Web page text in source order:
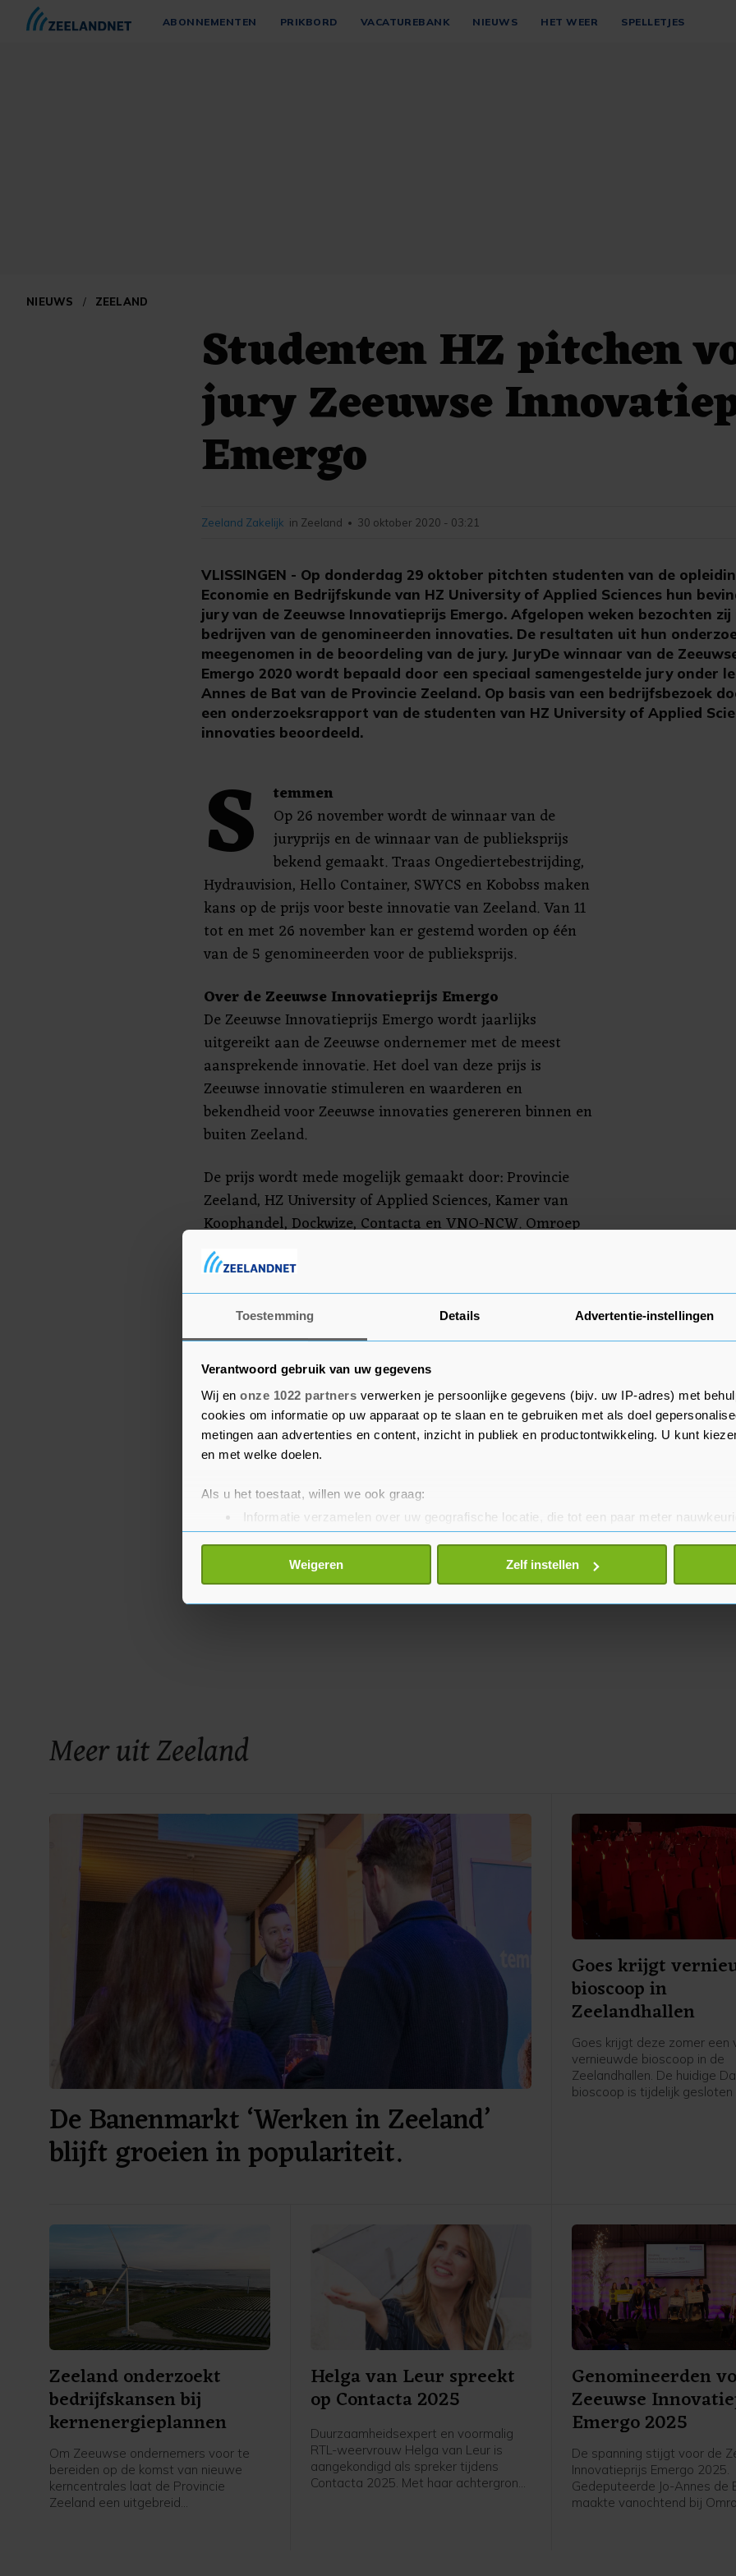
Toestemming Details Advertentie-instellingen
Verantwoord gebruik van uw gegevens
Wij en onze 1022 partners verwerken je persoonlijke gegevens (bijv. uw IP-adres) met
cookies om informatie op uw apparaat op te slaan en te gebruiken met als doel
metingen aan advertenties en content, inzicht in publiek en productontwikkeling. U kunt
en met welke doelen.
Als u het toestaat, willen we ook graag:
Informatie verzamelen over uw geografische locatie, die tot een paar meter
Uw apparaat identificeren door het actief te scannen op specifieke eigenschappen
Lees meer over hoe uw persoonlijke gegevens worden verwerkt en stel uw voorkeuren in het
toestemming op elk moment wijzigen of intrekken in de Cookieverklaring.
Weigeren Zelf instellen
ABONNEMENTEN PRIKBORD VACATUREBANK NIEUWS HET WEER SPELLETJES
NIEUWS / ZEELAND
Studenten HZ pitchen
jury Zeeuwse
Emergo
VLISSINGEN - Op donderdag 29 oktober pitchten studenten van de
Economie en Bedrijfskunde van HZ University of Applied Sciences hun
jury van de Zeeuwse Innovatieprijs Emergo. Afgelopen weken bezochten
bedrijven van de genomineerden innovaties. De resultaten uit hun
meegenomen in de beoordeling van de jury. JuryDe winnaar van de
Emergo 2020 wordt bepaald door een speciaal samengestelde jury onder
Annes de Bat van de Provincie Zeeland. Op basis van een bedrijfsbezoek
een onderzoeksrapport van de studenten van HZ University of Applied
innovaties beoordeeld.
Zeeland Zakelijk in Zeeland • 30 oktober 2020 - 03:21
S
temmen
Op 26 november wordt de winnaar van de
juryprijs en de winnaar van de publieksprijs
bekend gemaakt. Traas Ongediertebestrijding,
Hydrauvision, Hello Container, SWYCS en Kobobss maken
kans op de prijs voor beste innovatie van Zeeland. Van 11
tot en met 26 november kan er gestemd worden op één
van de 5 genomineerden voor de publieksprijs.
Over de Zeeuwse Innovatieprijs Emergo
De Zeeuwse Innovatieprijs Emergo wordt jaarlijks
uitgereikt aan de Zeeuwse ondernemer met de meest
aansprekende innovatie. Het doel van deze prijs is
Zeeuwse innovatie stimuleren en waarderen en
bekendheid voor Zeeuwse innovaties genereren binnen en
buiten Zeeland.
De prijs wordt mede mogelijk gemaakt door: Provincie
Zeeland, HZ University of Applied Sciences, Kamer van
Koophandel, Dockwize, Contacta en VNO-NCW. Omroep
Zeeland is mediapartner en verzorgt de Emergo
publieksprijs.
Meer informatie over de Zeeuwse Innovatieprijs Emergo is
te vinden op:https://www.emergo-innovatieprijs.nl/nl/
Meer uit Zeeland
De Banenmarkt ‘Werken in Zeeland’
blijft groeien in populariteit.
Goes krijgt
bioscoop in
Zeelandhallen
Goes krijgt deze zomer een
vernieuwde bioscoop in de
Zeelandhallen. De huidige
bioscoop is tijdelijk
nieuwe schermen, een
geluidssysteem en een
Zeeland onderzoekt
bedrijfs­kansen bij
kernenergieplannen
Om Zeeuwse ondernemers voor te
bereiden op de komst van nieuwe
kerncentrales laat de Provincie
Zeeland een uitgebreid
Helga van Leur spreekt
op Contacta 2025
Duurzaamheidsexpert en voormalig
RTL-weervrouw Helga van Leur is
aangekondigd als spreker tijdens
Contacta 2025. Met haar achtergrond
Genomineerden
Zeeuwse
Emergo 2025
De spanning stijgt voor de
Innovatieprijs Emergo 2025.
Gedeputeerde Jo-Annes de
maakte vanochtend bij